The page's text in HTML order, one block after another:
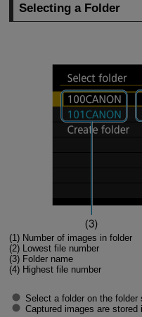
Selecting a Folder
(1) Number of images in folder
(2) Lowest file number
(3) Folder name
(4) Highest file number
Select a folder on the folder
Captured images are stored